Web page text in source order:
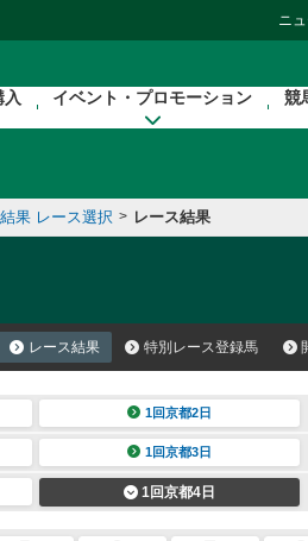
ニ
イベント・プロモーション 競
果 レース選択 > レース結果
レース結果 特別レース登録馬
1回京都2日
1回京都3日
1回京都4日